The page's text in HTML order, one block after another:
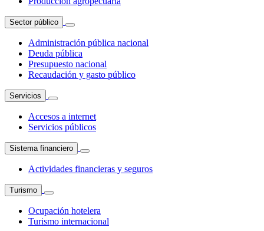
Sector público
Administración pública nacional
Deuda pública
Presupuesto nacional
Recaudación y gasto público
Servicios
Accesos a internet
Servicios públicos
Sistema financiero
Actividades financieras y seguros
Turismo
Ocupación hotelera
Turismo internacional